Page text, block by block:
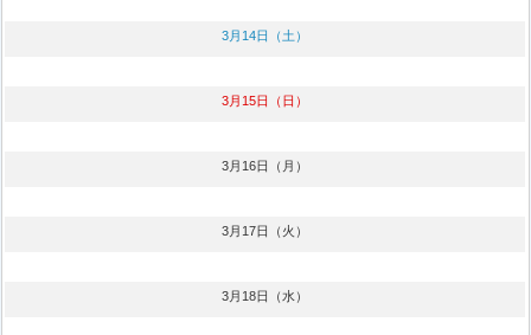
3月14日（土）
3月15日（日）
3月16日（月）
3月17日（火）
3月18日（水）